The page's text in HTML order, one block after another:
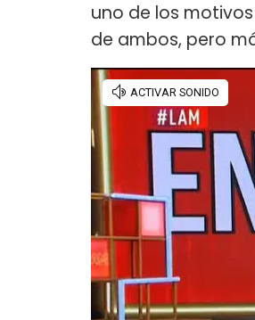
uno de los
de ambos, pero